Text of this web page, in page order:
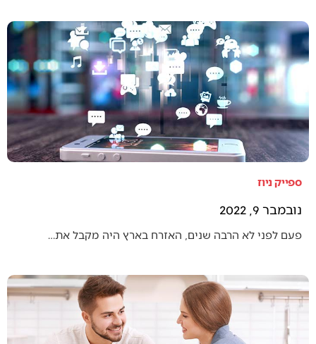
ספייק ניוז
נובמבר 9, 2022
פעם לפני לא הרבה שנים, האזרח בארץ היה מקבל את…